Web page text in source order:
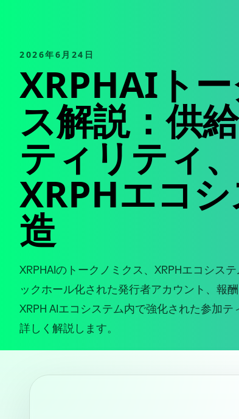
2026年6月24日
XRPHAIト
ス解説：供
ティリティ
XRPHエコ
造
XRPHAIのトークノミクス、XRPHエコシス
ックホール化された発行者アカウント、報
XRPH AIエコシステム内で強化された参加
詳しく解説します。